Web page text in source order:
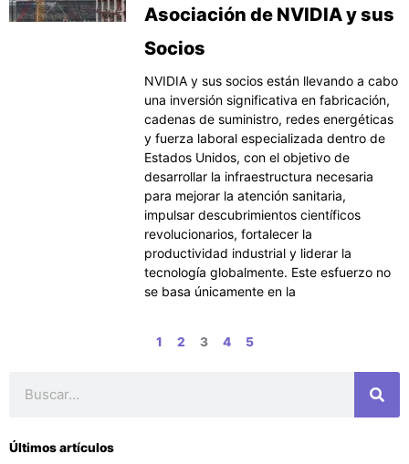
Asociación de NVIDIA y sus
Socios
NVIDIA y sus socios están llevando a cabo
una inversión significativa en fabricación,
cadenas de suministro, redes energéticas
y fuerza laboral especializada dentro de
Estados Unidos, con el objetivo de
desarrollar la infraestructura necesaria
para mejorar la atención sanitaria,
impulsar descubrimientos científicos
revolucionarios, fortalecer la
productividad industrial y liderar la
tecnología globalmente. Este esfuerzo no
se basa únicamente en la
1 2 3 4 5
Últimos artículos